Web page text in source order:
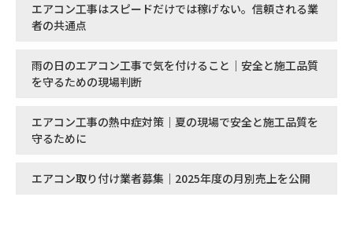
エアコン工事はスピードだけでは稼げない。信頼される業
者の共通点
雨の日のエアコン工事で気を付けること｜安全と施工品質
を守るための現場判断
エアコン工事の熱中症対策｜夏の現場で安全と施工品質を
守るために
エアコン取り付け業者募集｜2025年度の月別売上を公開